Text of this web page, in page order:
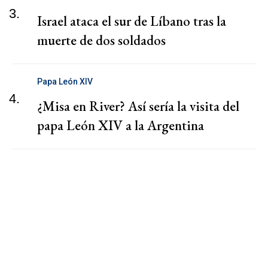
3.
Israel ataca el sur de Líbano tras la
muerte de dos soldados
4.
Papa León XIV
¿Misa en River? Así sería la visita del
papa León XIV a la Argentina